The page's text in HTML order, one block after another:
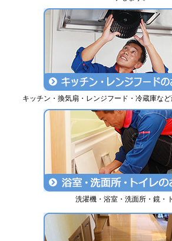
キッチン・換気扇・レンジフード・冷蔵庫など
洗濯機・浴室・洗面所・鏡・